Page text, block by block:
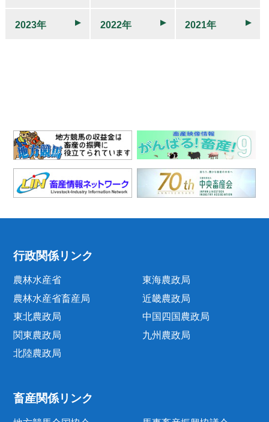
2023年 2022年 2021年
行政関係リンク
農林水産省
農林水産省畜産局
東北農政局
関東農政局
北陸農政局
東海農政局
近畿農政局
中国四国農政局
九州農政局
畜産関係リンク